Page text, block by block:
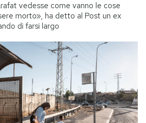
vedesse come vanno le cose
morto», ha detto al Post un ex
di farsi largo